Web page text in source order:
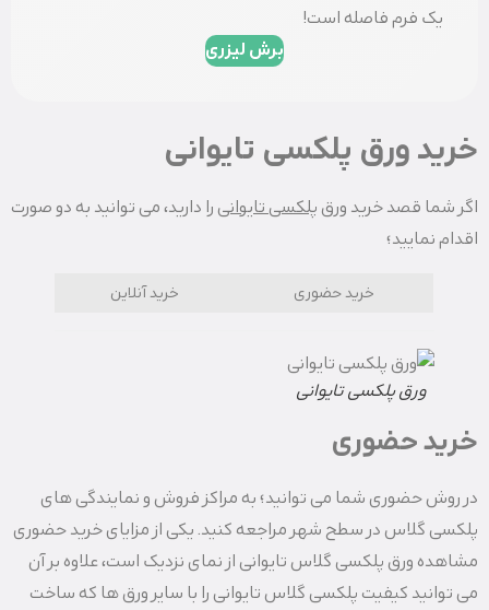
یک فرم فاصله است!
برش لیزری
خرید ورق پلکسی تایوانی
اگر شما قصد خرید ورق پلکسی تایوانی را دارید، می توانید به دو صورت
اقدام نمایید؛
خرید حضوری خرید آنلاین
ورق پلکسی تایوانی
خرید حضوری
در روش حضوری شما می توانید؛ به مراکز فروش و نمایندگی های
پلکسی گلاس در سطح شهر مراجعه کنید. یکی از مزایای خرید حضوری
مشاهده ورق پلکسی گلاس تایوانی از نمای نزدیک است، علاوه بر آن
می توانید کیفیت پلکسی گلاس تایوانی را با سایر ورق ها که ساخت